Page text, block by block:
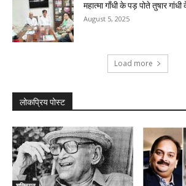
महात्मा गाँधी के पड़ पोते तुषार
August 5, 2025
Load more
लोकप्रिय पोस्ट